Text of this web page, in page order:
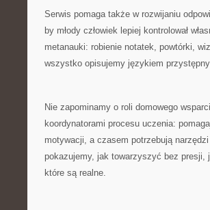
Serwis pomaga także w rozwijaniu
by młody człowiek lepiej kontrolował
metanauki: robienie notatek, powtórki,
wszystko opisujemy językiem
Nie zapominamy o roli domowego
koordynatorami procesu uczenia:
motywacji, a czasem potrzebują
pokazujemy, jak towarzyszyć bez presji,
które są realne.